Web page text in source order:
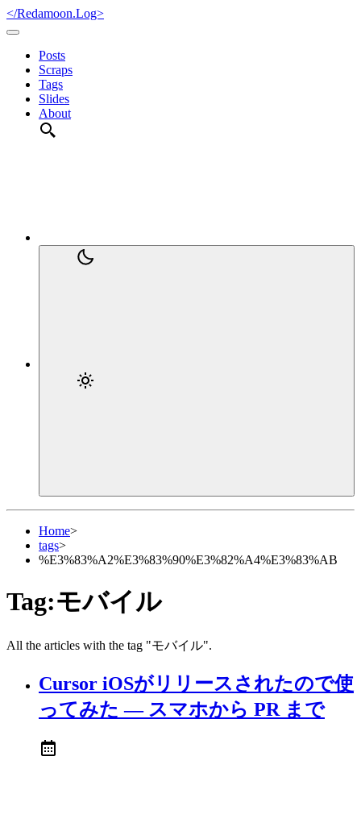
</Redamoon.Log>
Posts
Scraps
Tags
Slides
About
Home>
tags>
%E3%83%A2%E3%83%90%E3%82%A4%E3%83%AB
Tag:モバイル
All the articles with the tag "モバイル".
Cursor iOSがリリースされたので使
ってみた — スマホから PR まで